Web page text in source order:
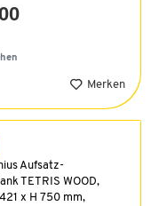
Merken
Aufsatz-
TETRIS WOOD,
x H 750 mm,